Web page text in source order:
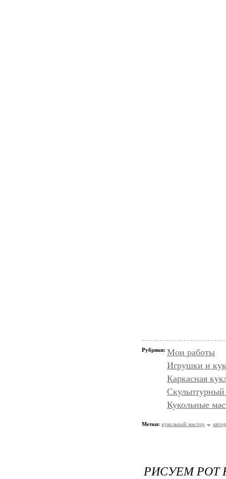
Рубрики: Мои работы
Игрушки и
Каркасная
Скульптурный
Кукольные
Метки: кукольный мастер
РИСУЕМ РОТ